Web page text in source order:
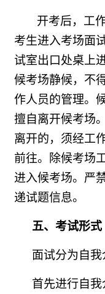
开考后，工
考生进入考场面
试室出口处桌上
候考场静候，不
作人员的管理。
擅自离开候考场
离开的，须经工
前往。除候考场
进入候考场。严
递试题信息。
五、考试形式
面试分为自我
首先进行自我